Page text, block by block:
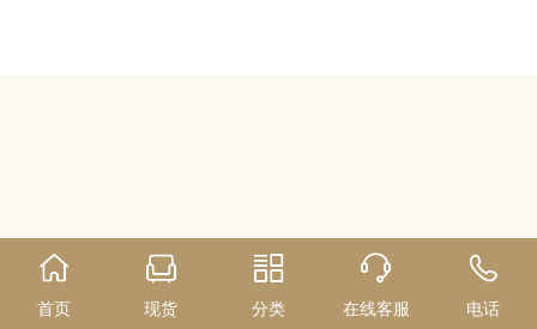
首页 现货 分类 在线客服 电话